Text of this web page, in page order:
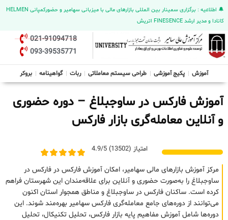
🔔 اطلاعیه : برگزاری سمینار بین المللی بازارهای مالی با میزبانی سهامیر و حضورکمپانی HELMEN
کانادا و مدیر ارشد FINESENCE اتریش
021-91094718
093-39535771
آموزش پکیج آموزشی طراحی سیستم معاملاتی ربات گواهینامه بروکر
آموزش فارکس در ساوجبلاغ – دوره حضوری
و آنلاین معامله‌گری بازار فارکس
امتیاز (13502) 4.9/5
مرکز آموزش بازارهای مالی سهامیر، امکان آموزش فارکس در فارکس در
ساوجبلاغ را به‌صورت حضوری و آنلاین برای علاقه‌مندان این شهرستان فراهم
کرده است. ساکنان فارکس در ساوجبلاغ و مناطق همجوار استان اکنون
می‌توانند از دوره‌های جامع معامله‌گری فارکس سهامیر بهره‌مند شوند. این
دوره‌ها شامل آموزش مفاهیم پایه بازار فارکس، تحلیل تکنیکال، تحلیل